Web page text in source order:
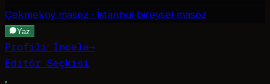
Çekmeköy masöz · İstanbul bireysel masöz
Yaz
Profili İncele→
Editör Seçkisi